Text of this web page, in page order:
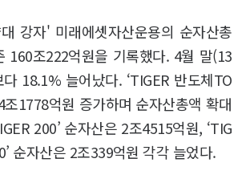
강자' 미래에셋자산운용의 순자산총
160조222억원을 기록했다. 4월 말(13
18.1% 늘어났다. ‘TIGER 반도체TO
조1778억원 증가하며 순자산총액 확대
200’ 순자산은 2조4515억원, ‘TIG
순자산은 2조339억원 각각 늘었다.